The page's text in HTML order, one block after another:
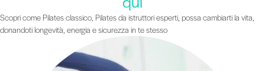
Scopri come Pilates classico, Pilates da istruttori esperti, possa cambiarti la vita,
donandoti longevità, energia e sicurezza in te stesso